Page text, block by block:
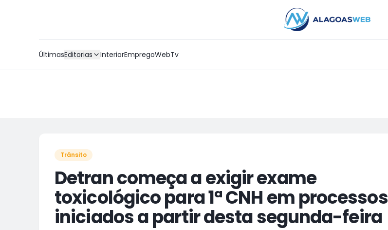
ÚltimasEditorias InteriorEmpregoWebTv
PUBLICIDADE
Trânsito
Detran começa a exigir exame
toxicológico para 1ª CNH em processos
iniciados a partir desta segunda-feira